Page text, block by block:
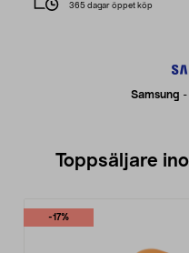
Samsung -
365 dagar öppet köp
Toppsäljare
-17%